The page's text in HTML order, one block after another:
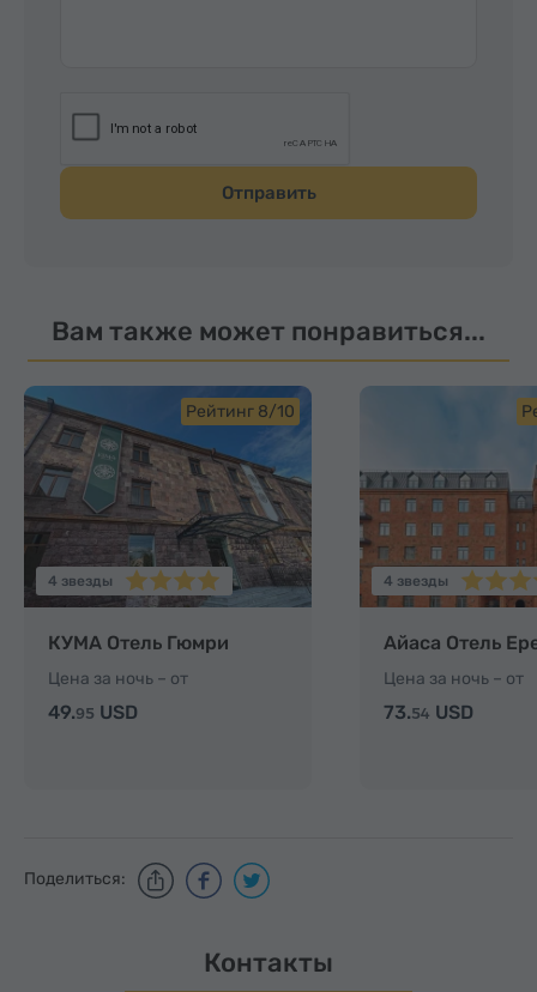
Отправить
Вам также может понравиться...
Рейтинг 8/10
4 звезды
КУМА Отель Гюмри
Цена за ночь – от
49.95 USD
4 звезды
Айаса Отель
Цена за ночь – от
73.54 USD
Поделиться:
Контакты